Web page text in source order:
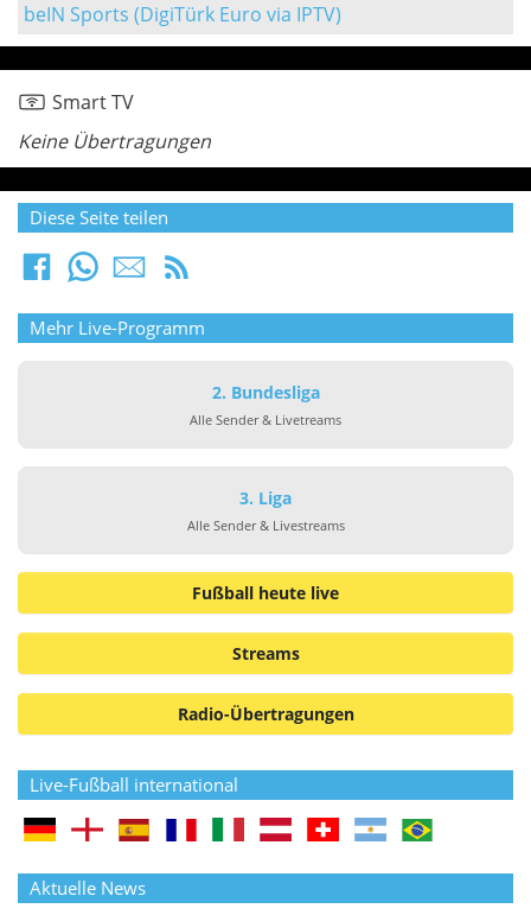
beIN Sports (DigiTürk Euro via IPTV)
Smart TV
Keine Übertragungen
Diese Seite teilen
Mehr Live-Programm
2. Bundesliga
Alle Sender & Livetreams
3. Liga
Alle Sender & Livestreams
Fußball heute live
Streams
Radio-Übertragungen
Live-Fußball international
Aktuelle News